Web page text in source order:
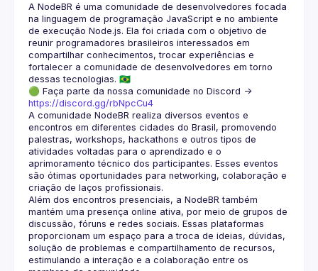
A NodeBR é uma comunidade de desenvolvedores focada
na linguagem de programação JavaScript e no ambiente
de execução Node.js. Ela foi criada com o objetivo de
reunir programadores brasileiros interessados em
compartilhar conhecimentos, trocar experiências e
fortalecer a comunidade de desenvolvedores em torno
🟢 Faça parte da nossa comunidade no Discord ->
https://discord.gg/rbNpcCu4
A comunidade NodeBR realiza diversos eventos e
encontros em diferentes cidades do Brasil, promovendo
palestras, workshops, hackathons e outros tipos de
atividades voltadas para o aprendizado e o
aprimoramento técnico dos participantes. Esses eventos
são ótimas oportunidades para networking, colaboração e
Além dos encontros presenciais, a NodeBR também
mantém uma presença online ativa, por meio de grupos de
discussão, fóruns e redes sociais. Essas plataformas
proporcionam um espaço para a troca de ideias, dúvidas,
solução de problemas e compartilhamento de recursos,
estimulando a interação e a colaboração entre os